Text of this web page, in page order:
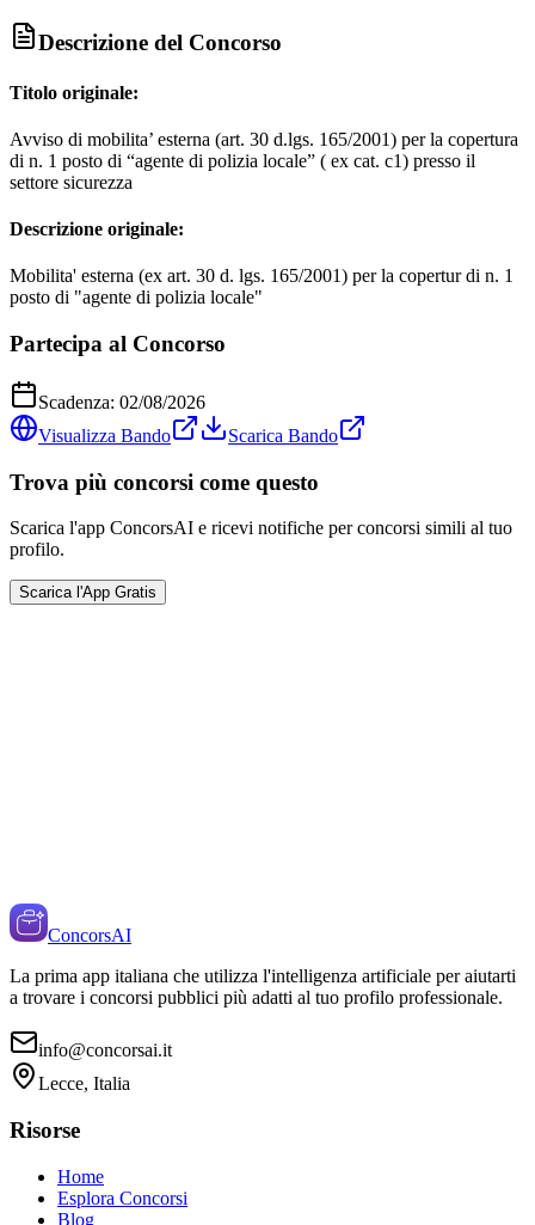
Descrizione del Concorso
Titolo originale:
Avviso di mobilita’ esterna (art. 30 d.lgs. 165/2001) per la copertura
di n. 1 posto di “agente di polizia locale” ( ex cat. c1) presso il
settore sicurezza
Descrizione originale:
Mobilita' esterna (ex art. 30 d. lgs. 165/2001) per la copertur di n. 1
posto di "agente di polizia locale"
Partecipa al Concorso
Scadenza: 02/08/2026
Visualizza Bando
Scarica Bando
Trova più concorsi come questo
Scarica l'app ConcorsAI e ricevi notifiche per concorsi simili al tuo
profilo.
Scarica l'App Gratis
ConcorsAI
La prima app italiana che utilizza l'intelligenza artificiale per aiutarti
a trovare i concorsi pubblici più adatti al tuo profilo professionale.
info@concorsai.it
Lecce, Italia
Risorse
Home
Esplora Concorsi
Blog